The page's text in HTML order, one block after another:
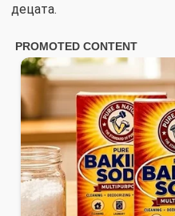
децата.